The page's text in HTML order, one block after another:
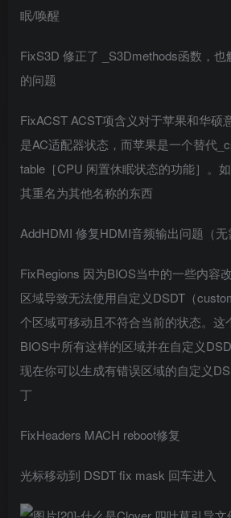
眠/唤醒
FixS3D 修正了 _S3Dmethods函数，
的问题
FixACST ACST项含义对于苹果和华硕
是AC适配器状态，而苹果是一个替代
table［CPU 闲置休眠状态的功能］。
其重名为其他名称的东西
AddHDMI 修复HDMI音频输出问题（无
FixRegions 因为BIOS当中的一些内容
区域导致无法使用自定义DSDT（
个区域可移动且不符合当前的状态。这
BIOS中所有这样的区域并在自定义
现在你可以生成有错误区域的自定义
丁
FixHeaders MACH reboot修复
光标移动到 DSDT fix mask 回车进入